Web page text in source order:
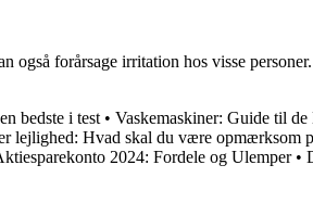
forårsage irritation hos visse
bedste i test • Vaskemaskiner: Guide til
lejlighed: Hvad skal du være opmærksom
2024: Fordele og Ulemper•